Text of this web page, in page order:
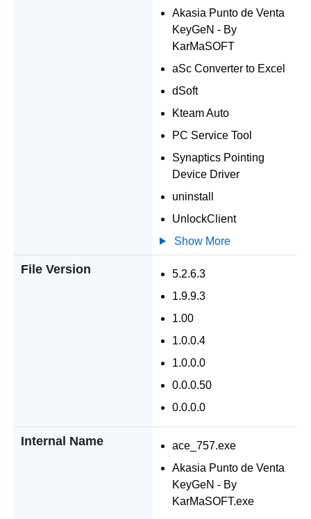
Akasia Punto de Venta
KeyGeN - By
KarMaSOFT
aSc Converter to Excel
dSoft
Kteam Auto
PC Service Tool
Synaptics Pointing
Device Driver
uninstall
UnlockClient
Show More
File Version
5.2.6.3
1.9.9.3
1.00
1.0.0.4
1.0.0.0
0.0.0.50
0.0.0.0
Internal Name
ace_757.exe
Akasia Punto de Venta
KeyGeN - By
KarMaSOFT.exe